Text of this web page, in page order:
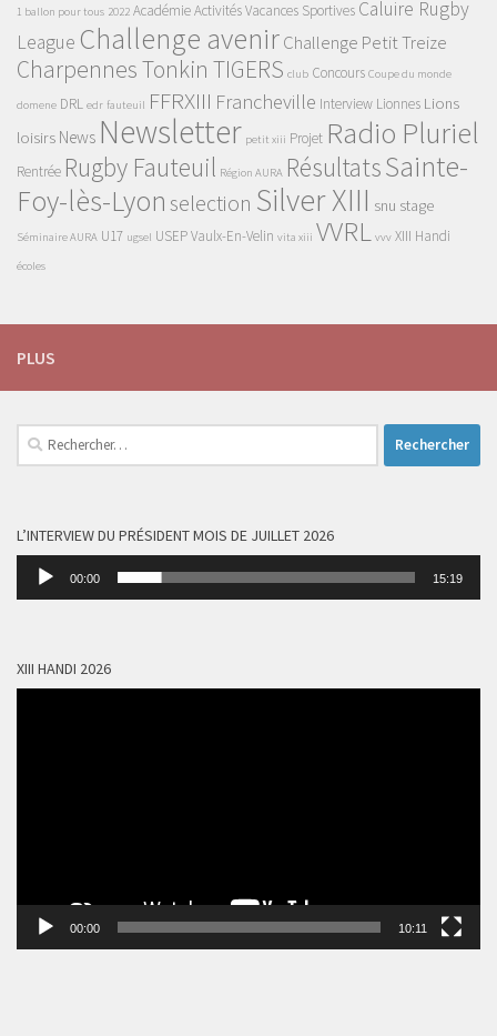
1 ballon pour tous 2022 AcadémieActivités Vacances Sportives Caluire Rugby
League Challenge avenirChallenge Petit Treize
Charpennes Tonkin TIGERS club Concours Coupe du monde
domene DRL edr fauteuil FFRXIII Francheville Interview Lionnes Lions
loisirs News Newsletter petit xiii Projet Radio Pluriel
Rentrée Rugby Fauteuil Région AURA RésultatsSainte-
Foy-lès-Lyon selection Silver XIII snu stage
Séminaire AURA U17 ugsel USEPVaulx-En-Velin vita xiii VVRL vvv XIII Handi
écoles
PLUS
Rechercher :
L’INTERVIEW DU PRÉSIDENT MOIS DE JUILLET 2026
Lecteur
00:00 15:19
XIII HANDI 2026
00:00 10:11